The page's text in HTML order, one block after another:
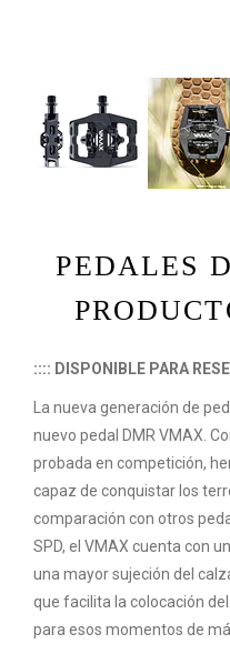
PEDALES
:::: DISPONIBLE PARA
La nueva generación de
nuevo pedal DMR VMAX.
probada en competición,
capaz de conquistar los
comparación con otros
SPD, el VMAX cuenta con
una mayor sujeción del
que facilita la colocación
para esos momentos de